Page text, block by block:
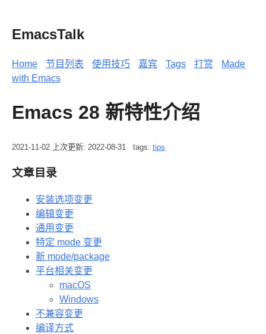
EmacsTalk
Home 节目列表 使用技巧 嘉宾 Tags 打赏
Made
with Emacs
Emacs 28 新特性介绍
2021-11-02 上次更新: 2022-08-31 tags: tips
文章目录
安装选项变更
编辑变更
通用变更
特定 mode 变更
新 mode/package
平台相关变更
macOS
Windows
不兼容变更
编译方式